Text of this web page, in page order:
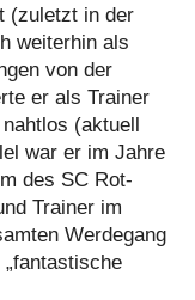
(zuletzt in der
weiterhin als
von der
er als Trainer
(aktuell
war er im Jahre
des SC Rot-
Trainer im
Werdegang